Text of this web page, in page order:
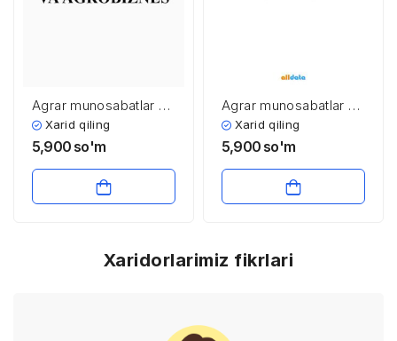
Agrar munosabatlar va
agrobiznes
Xarid qiling
5,900 so'm
Agrar munosabatlar va
agrobiznes
Xarid qiling
5,900 so'm
Xaridorlarimiz fikrlari